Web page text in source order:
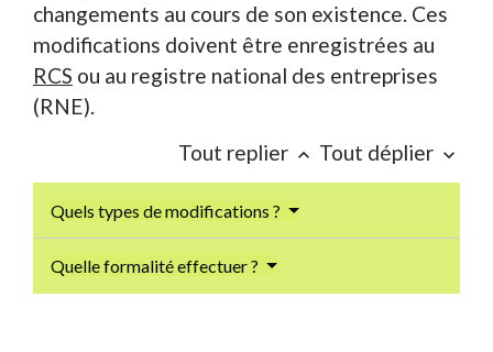
changements au cours de son existence. Ces
modifications doivent être enregistrées au
RCS ou au registre national des entreprises
(RNE).
Tout replier keyboard_arrow_up Tout déplier keyboard_arrow_down
Quels types de modifications ?
Quelle formalité effectuer ?